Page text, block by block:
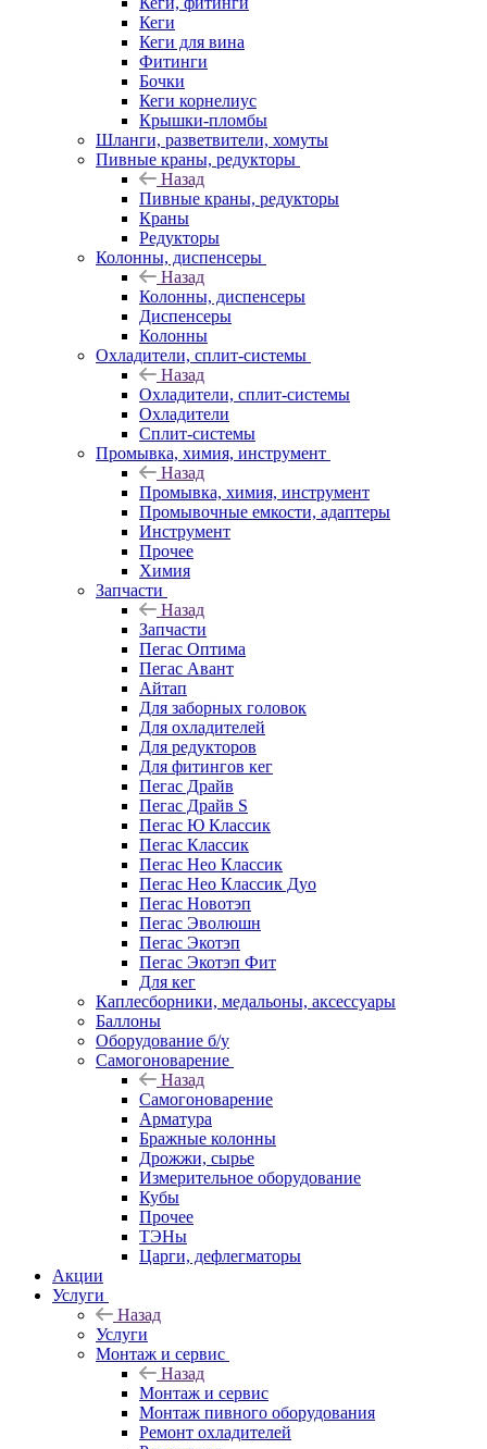
Кеги
Кеги для вина
Фитинги
Бочки
Кеги корнелиус
Крышки-пломбы
Шланги, разветвители, хомуты
Пивные краны, редукторы
Назад
Пивные краны, редукторы
Краны
Редукторы
Колонны, диспенсеры
Назад
Колонны, диспенсеры
Диспенсеры
Колонны
Охладители, сплит-системы
Назад
Охладители, сплит-системы
Охладители
Сплит-системы
Промывка, химия, инструмент
Назад
Промывка, химия, инструмент
Промывочные емкости, адаптеры
Инструмент
Прочее
Химия
Запчасти
Назад
Запчасти
Пегас Оптима
Пегас Авант
Айтап
Для заборных головок
Для охладителей
Для редукторов
Для фитингов кег
Пегас Драйв
Пегас Драйв S
Пегас Ю Классик
Пегас Классик
Пегас Нео Классик
Пегас Нео Классик Дуо
Пегас Новотэп
Пегас Эволюшн
Пегас Экотэп
Пегас Экотэп Фит
Для кег
Каплесборники, медальоны, аксессуары
Баллоны
Оборудование б/у
Самогоноварение
Назад
Самогоноварение
Арматура
Бражные колонны
Дрожжи, сырье
Измерительное оборудование
Кубы
Прочее
ТЭНы
Царги, дефлегматоры
Акции
Услуги
Назад
Услуги
Монтаж и сервис
Назад
Монтаж и сервис
Монтаж пивного оборудования
Ремонт охладителей